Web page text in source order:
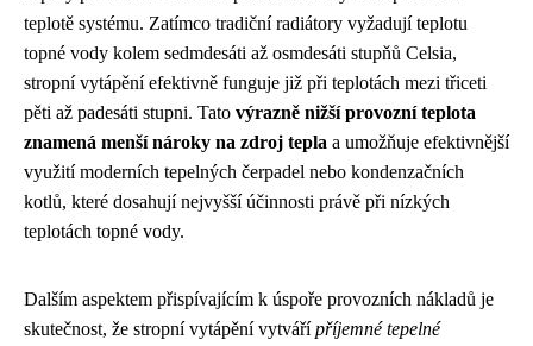
teplotě systému. Zatímco tradiční radiátory vyžadují teplotu
topné vody kolem sedmdesáti až osmdesáti stupňů Celsia,
stropní vytápění efektivně funguje již při teplotách mezi třiceti
pěti až padesáti stupni. Tato výrazně nižší provozní teplota
znamená menší nároky na zdroj tepla a umožňuje efektivnější
využití moderních tepelných čerpadel nebo kondenzačních
kotlů, které dosahují nejvyšší účinnosti právě při nízkých
teplotách topné vody.
Dalším aspektem přispívajícím k úspoře provozních nákladů je
skutečnost, že stropní vytápění vytvářípříjemné tepelné